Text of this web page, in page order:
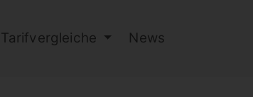
Tarifvergleiche News